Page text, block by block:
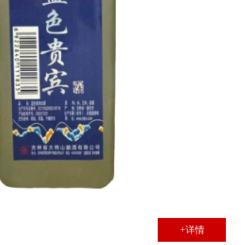
+详情